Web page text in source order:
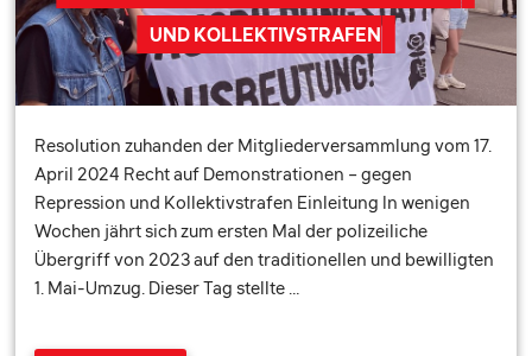
UND KOLLEKTIVSTRAFEN
Resolution zuhanden der Mitgliederversammlung vom 17.
April 2024 Recht auf Demonstrationen – gegen
Repression und Kollektivstrafen Einleitung In wenigen
Wochen jährt sich zum ersten Mal der polizeiliche
Übergriff von 2023 auf den traditionellen und bewilligten
1. Mai-Umzug. Dieser Tag stellte …